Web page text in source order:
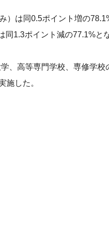
）は同0.5ポイント増の
1.3ポイント減の77.1%と
、高等専門学校、専修学
施した。